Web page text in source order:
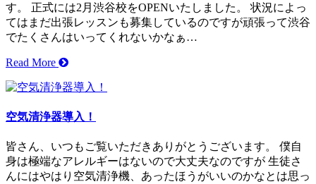
す。 正式には2月渋谷校をOPENいたしました。 状況によっ
てはまだ出張レッスンも募集しているのですが頑張って渋谷
でたくさんはいってくれないかなぁ…
Read More
空気清浄器導入！
皆さん、いつもご覧いただきありがとうございます。 僕自
身は極端なアレルギーはないので大丈夫なのですが 生徒さ
んにはやはり空気清浄機、あったほうがいいのかなとは思っ